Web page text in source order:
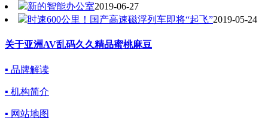
新的智能办公室2019-06-27
时速600公里！国产高速磁浮列车即将“起飞”2019-05-24
关于亚洲AV乱码久久精品蜜桃麻豆
▪ 品牌解读
▪ 机构简介
▪ 网站地图